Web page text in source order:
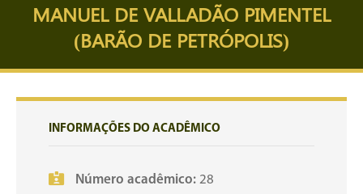
MANUEL DE VALLADÃO PIMENTEL
(BARÃO DE PETRÓPOLIS)
INFORMAÇÕES DO ACADÊMICO
Número acadêmico: 28